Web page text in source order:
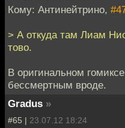
Кому: Антинейтрино,
> А откуда там Лиам
тово.
В оригинальном
бессмертным вроде.
Gradus »
#65 | 23.07.12 18:24